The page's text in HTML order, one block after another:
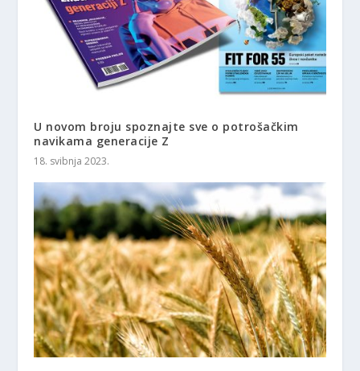
U novom broju spoznajte sve o potrošačkim
navikama generacije Z
18. svibnja 2023.